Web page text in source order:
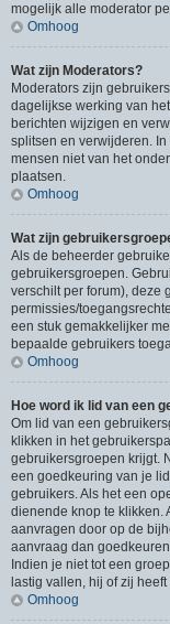
mogelijk alle moderator
Omhoog
Wat zijn Moderators?
Moderators zijn
dagelijkse werking van
berichten wijzigen en
splitsen en verwijderen.
mensen niet van het
plaatsen.
Omhoog
Wat zijn
Als de beheerder
gebruikersgroepen.
verschilt per forum), deze
permissies/
een stuk gemakkelijker
bepaalde gebruikers
Omhoog
Hoe word ik lid van een
Om lid van een
klikken in het
gebruikersgroepen krijgt.
een goedkeuring van je
gebruikers. Als het een
dienende knop te klikken.
aanvragen door op de
aanvraag dan
Indien je niet tot een
lastig vallen, hij of zij
Omhoog